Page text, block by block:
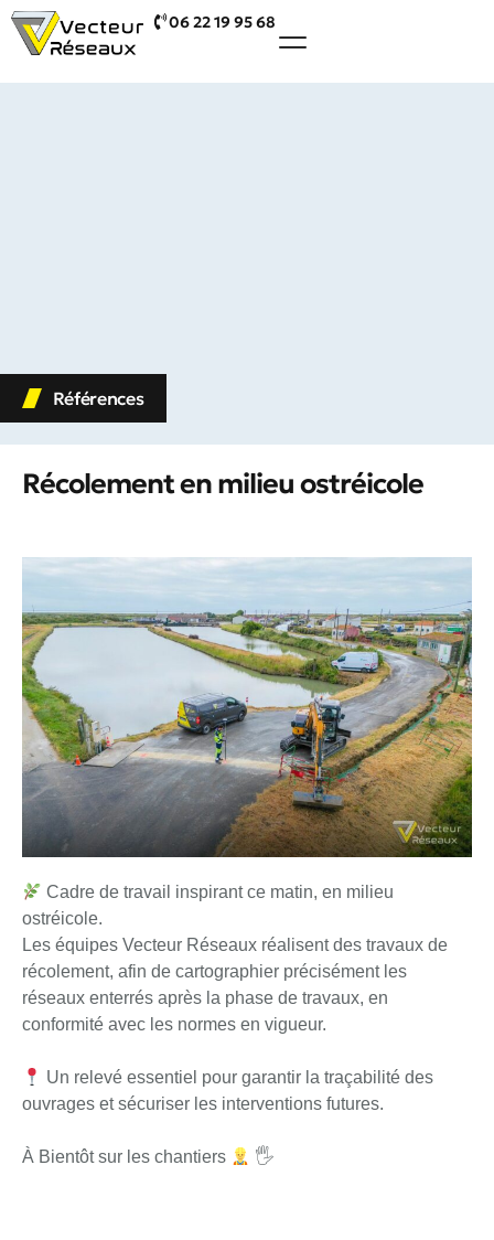
06 22 19 95 68
Références
Récolement en milieu ostréicole
Cadre de travail inspirant ce matin, en milieu
ostréicole.
Les équipes Vecteur Réseaux réalisent des travaux de
récolement, afin de cartographier précisément les
réseaux enterrés après la phase de travaux, en
conformité avec les normes en vigueur.
Un relevé essentiel pour garantir la traçabilité des
ouvrages et sécuriser les interventions futures.
À Bientôt sur les chantiers 🖐